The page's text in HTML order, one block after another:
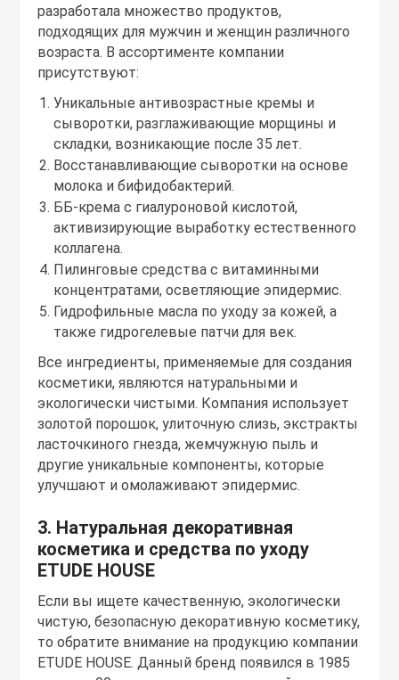
разработала множество продуктов,
подходящих для мужчин и женщин различного
возраста. В ассортименте компании
присутствуют:
Уникальные антивозрастные кремы и
сыворотки, разглаживающие морщины и
складки, возникающие после 35 лет.
Восстанавливающие сыворотки на основе
молока и бифидобактерий.
ББ-крема с гиалуроновой кислотой,
активизирующие выработку естественного
коллагена.
Пилинговые средства с витаминными
концентратами, осветляющие эпидермис.
Гидрофильные масла по уходу за кожей, а
также гидрогелевые патчи для век.
Все ингредиенты, применяемые для создания
косметики, являются натуральными и
экологически чистыми. Компания использует
золотой порошок, улиточную слизь, экстракты
ласточкиного гнезда, жемчужную пыль и
другие уникальные компоненты, которые
улучшают и омолаживают эпидермис.
3. Натуральная декоративная
косметика и средства по уходу
ETUDE HOUSE
Если вы ищете качественную, экологически
чистую, безопасную декоративную косметику,
то обратите внимание на продукцию компании
ETUDE HOUSE. Данный бренд появился в 1985